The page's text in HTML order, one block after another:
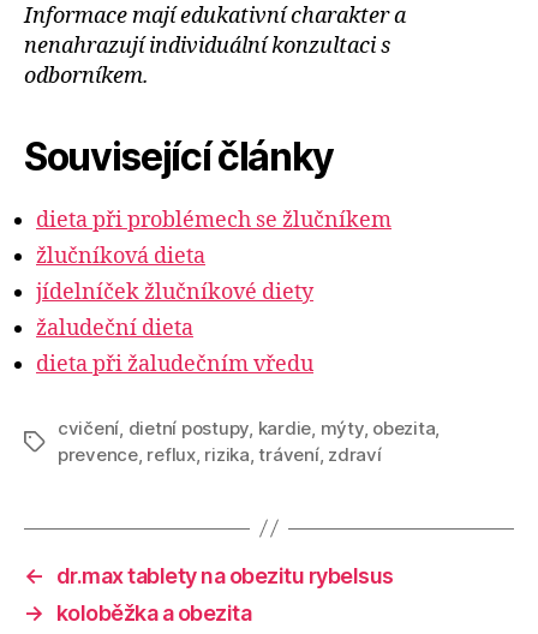
Informace mají edukativní charakter a
nenahrazují individuální konzultaci s
odborníkem.
Související články
dieta při problémech se žlučníkem
žlučníková dieta
jídelníček žlučníkové diety
žaludeční dieta
dieta při žaludečním vředu
Štítky
cvičení, dietní postupy, kardie, mýty, obezita,
prevence, reflux, rizika,trávení, zdraví
←
dr.max tablety na obezitu rybelsus
→
koloběžka a obezita